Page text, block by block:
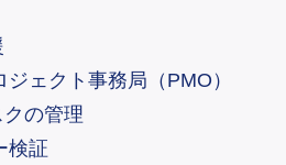
ジェクト事務局（PMO）
の管理​
検証